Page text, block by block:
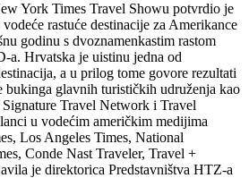
York Times Travel Showu potvrdio je
rastuće destinacije za Amerikance
godinu s dvoznamenkastim rastom
a. Hrvatska je uistinu jedna od
a u prilog tome govore rezultati
bukinga glavnih turističkih udruženja kao
Travel Network i Travel
u vodećim američkim medijima
Los Angeles Times, National
Conde Nast Traveler, Travel +
je direktorica Predstavništva HTZ-a